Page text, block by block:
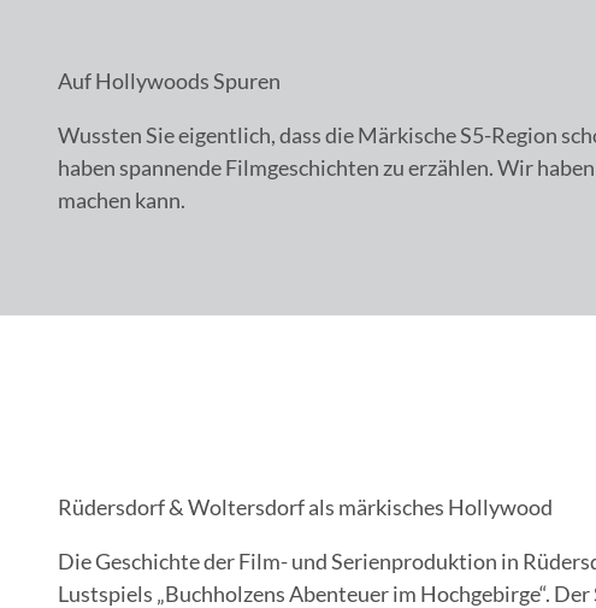
Auf Hollywoods Spuren
Wussten Sie eigentlich, dass die Märkische S5-Region
haben spannende Filmgeschichten zu erzählen. Wir
machen kann.
Rüdersdorf & Woltersdorf als märkisches Hollywood
Die Geschichte der Film- und Serienproduktion in
Lustspiels „Buchholzens Abenteuer im Hochgebirge“.